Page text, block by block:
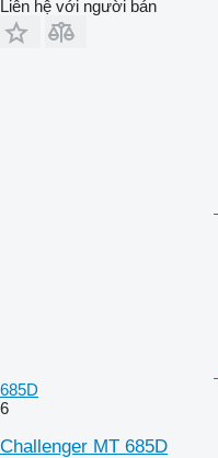
Liên hệ với người bán
685D
6
Challenger MT 685D